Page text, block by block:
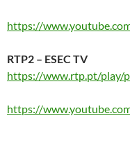
https://
RTP2 – ESEC TV
https://www.rtp.pt/play/
https://